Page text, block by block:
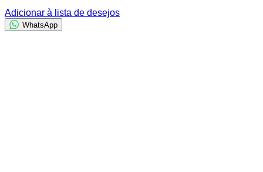
Adicionar à lista de desejos
WhatsApp